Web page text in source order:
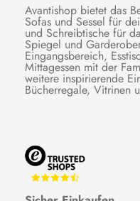
Avantishop bietet das
Sofas und Sessel für
und Schreibtische für
Spiegel und
Eingangsbereich,
Mittagessen mit der
weitere inspirierende
Bücherregale, Vitrinen